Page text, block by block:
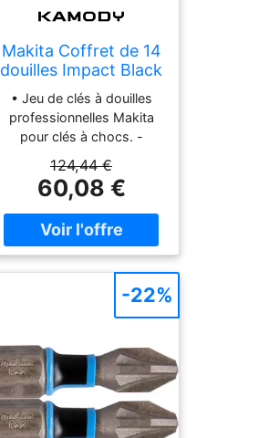
Makita Coffret de 14
douilles Impact Black
E-16586
• Jeu de clés à douilles
professionnelles Makita
pour clés à chocs. -
Contenu de l'emballage : -
14 x clés à douille de
diamètres : 10, 11, 12, 13,
14, 16, 17, 19, 21, 22, 24,
27, 30, 32 mm>
124,44 €
60,08 €
-22%